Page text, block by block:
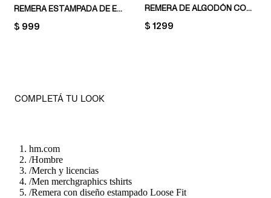
REMERA ESTAMPADA DE ESTILO VINTAGE LOOSE FIT
PRICE:
$ 999
REMERA DE ALGODÓN CON ESTAMPADO REGULAR FIT
PRICE:
$ 1299
COMPLETÁ TU LOOK
hm.com
/Hombre
/Merch y licencias
/Men merchgraphics tshirts
/Remera con diseño estampado Loose Fit